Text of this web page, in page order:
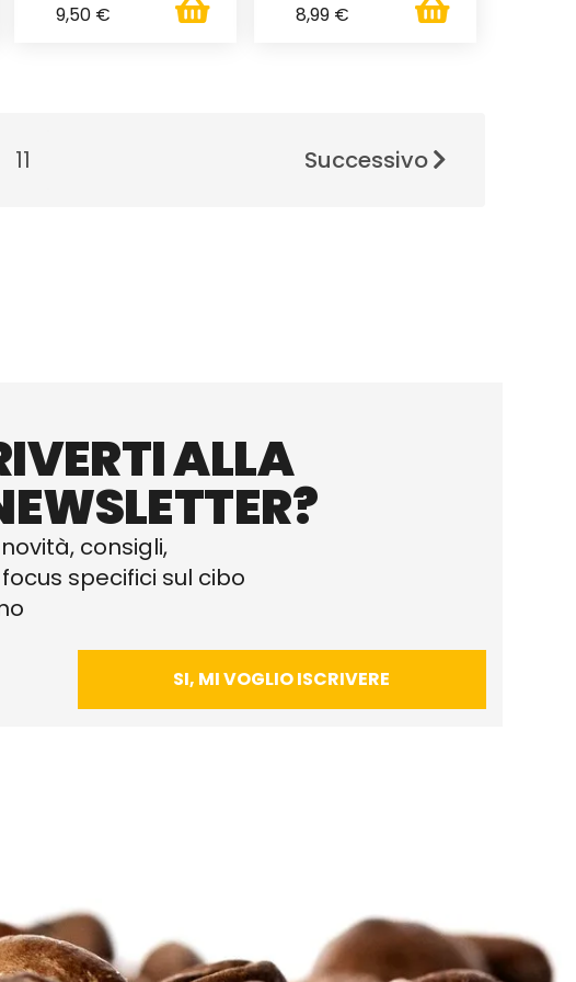
9,50 € 8,99 €
11 Successivo
ALLA
consigli,
specifici sul cibo
SI, MI VOGLIO ISCRIVERE